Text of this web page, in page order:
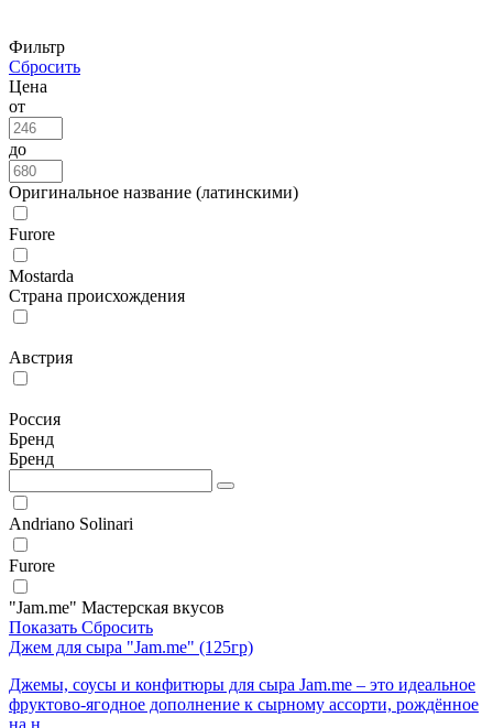
Фильтр
Сбросить
Цена
от
до
Оригинальное название (латинскими)
Furore
Mostarda
Страна происхождения
Австрия
Россия
Бренд
Бренд
Andriano Solinari
Furore
"Jam.me" Мастерская вкусов
Показать Сбросить
Джем для сыра "Jam.me" (125гр)
Джемы, соусы и конфитюры для сыра Jam.me – это идеальное
фруктово-ягодное дополнение к сырному ассорти, рождённое
на н...